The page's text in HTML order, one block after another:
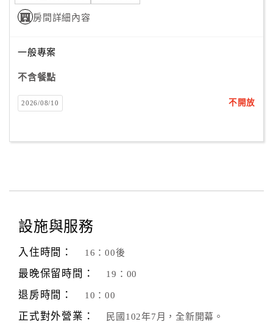
房間詳細內容
一般專案
不含餐點
2026/08/10 不開放
設施與服務
入住時間： 16：00後
最晚保留時間： 19：00
退房時間： 10：00
正式對外營業： 民國102年7月，全新開幕。